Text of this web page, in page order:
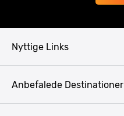
Nyttige Links
Anbefalede Destinationer